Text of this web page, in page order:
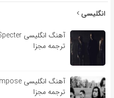
انگلیسی
ترجمه مجزا
ترجمه مجزا